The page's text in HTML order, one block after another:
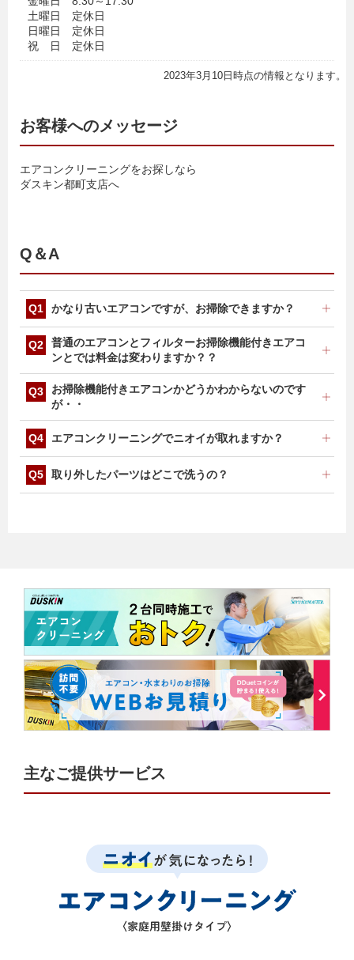
土曜日 定休日
日曜日 定休日
祝 日 定休日
2023年3月10日時点の情報となります。
お客様へのメッセージ
エアコンクリーニングをお探しなら
ダスキン都町支店へ
Q＆A
かなり古いエアコンですが、お掃除できますか？
製造後9年以上経過している機種については、お断りさ
せていただく場合がございます。
普通のエアコンとフィルターお掃除機能付きエアコ
ンとでは料金は変わりますか？？
フィルターお掃除機能付きエアコンは、構造が複雑なた
め、組み立て・分解に時間を要しますので、料金が変わ
ります。台数によって料金が変わりますので、お気軽に
お問い合わせください。
お掃除機能付きエアコンかどうかわからないのです
が・・
エアコン本体に貼付してあります、メーカー・機種名・
エアコンクリーニングでニオイが取れますか？
ニオイの原因は多岐にわたるため、必ずニオイが取れる
取り外したパーツはどこで洗うの？
主なご提供サービス